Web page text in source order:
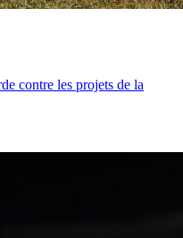
contre les projets de la